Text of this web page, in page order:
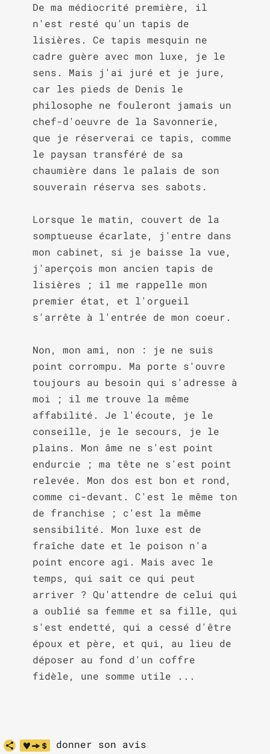
De ma médiocrité première, il
n'est resté qu'un tapis de
lisières. Ce tapis mesquin ne
cadre guère avec mon luxe, je le
sens. Mais j'ai juré et je jure,
car les pieds de Denis le
philosophe ne fouleront jamais un
chef-d'oeuvre de la Savonnerie,
que je réserverai ce tapis, comme
le paysan transféré de sa
chaumière dans le palais de son
souverain réserva ses sabots.
Lorsque le matin, couvert de la
somptueuse écarlate, j'entre dans
mon cabinet, si je baisse la vue,
j'aperçois mon ancien tapis de
lisières ; il me rappelle mon
premier état, et l'orgueil
s'arrête à l'entrée de mon coeur.
Non, mon ami, non : je ne suis
point corrompu. Ma porte s'ouvre
toujours au besoin qui s'adresse à
moi ; il me trouve la même
affabilité. Je l'écoute, je le
conseille, je le secours, je le
plains. Mon âme ne s'est point
endurcie ; ma tête ne s'est point
relevée. Mon dos est bon et rond,
comme ci-devant. C'est le même ton
de franchise ; c'est la même
sensibilité. Mon luxe est de
fraîche date et le poison n'a
point encore agi. Mais avec le
temps, qui sait ce qui peut
arriver ? Qu'attendre de celui qui
a oublié sa femme et sa fille, qui
s'est endetté, qui a cessé d'être
époux et père, et qui, au lieu de
déposer au fond d'un coffre
fidèle, une somme utile ...
donner son avis